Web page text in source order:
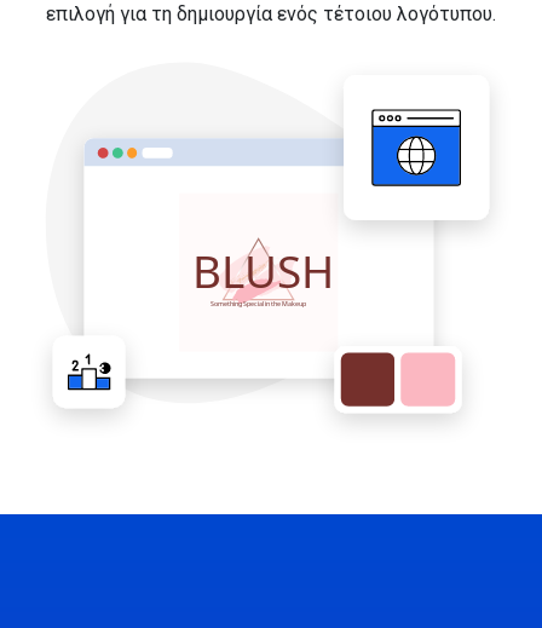
επιλογή για τη δημιουργία ενός τέτοιου λογότυπου.